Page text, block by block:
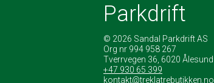
Parkdrift
© 2026 Sandal Parkdrift AS
Org nr 994 958 267
Tverrvegen 36, 6020 Ålesund
+47 930 65 399
kontakt@treklatrebutikken.no